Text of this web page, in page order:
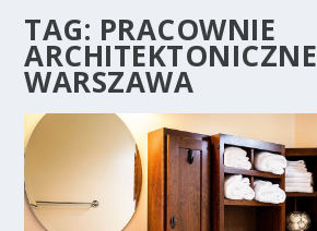
TAG: PRACOWNIE
ARCHITEKTONICZNE
WARSZAWA